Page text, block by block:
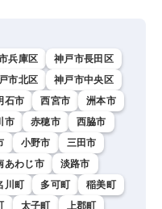
兵庫区
神戸市長田区
市北区
神戸市中央区
石市 西宮市
洲本市
市 赤穂市
西脇市
小野市
三田市
あわじ市
淡路市
川町 多可町
稲美町
太子町 上郡町